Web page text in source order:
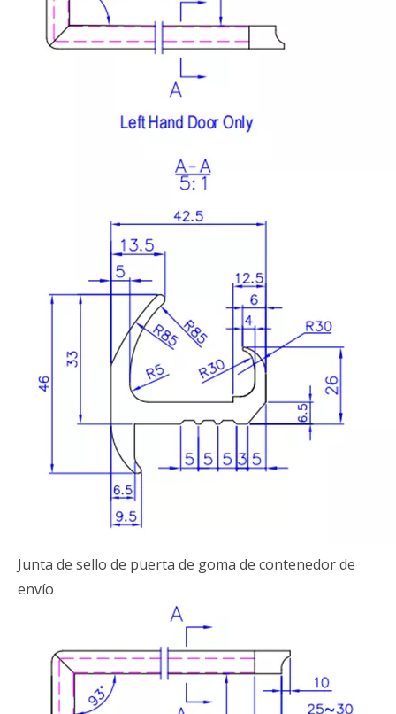
Junta de sello de puerta de goma de contenedor de
envío